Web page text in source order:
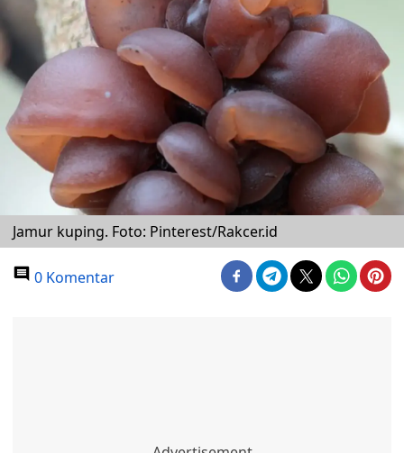
Jamur kuping. Foto: Pinterest/Rakcer.id
0 Komentar